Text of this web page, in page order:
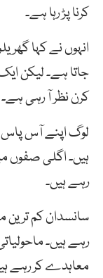
کرنا پڑ رہا ہے۔
انہوں نے کہا
جاتا ہے۔ لیکن
کرن نظر آ رہی ہے۔
لوگ اپنے آس پاس
ہیں۔ اگلی صفوں
رہے ہیں۔
سانسدان کم
رہے ہیں۔
معاہدے کر رہے